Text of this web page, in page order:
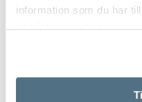
information som du har
samlat in när du har